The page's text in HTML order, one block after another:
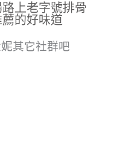
上老字號排骨
的好味道
妮其它社群吧